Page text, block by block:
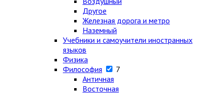
Другое
Железная дорога и метро
Наземный
Учебники и самоучители иностранных
языков
Физика
Философия
7
Античная
Восточная